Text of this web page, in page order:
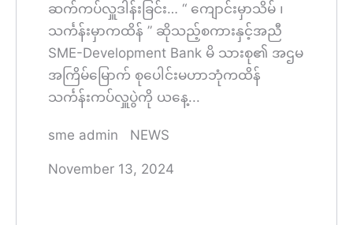
ဆက်ကပ်လှူဒါန်းခြင်း… “ ကျောင်းမှာသိမ် ၊
သင်္ကန်းမှာကထိန် ” ဆိုသည့်စကားနှင့်အညီ
SME-Development Bank မိ သားစု၏ အဌမ
အကြိမ်မြောက် စုပေါင်းမဟာဘုံကထိန်
သင်္ကန်းကပ်လှူပွဲကို ယနေ့...
sme admin NEWS
November 13, 2024